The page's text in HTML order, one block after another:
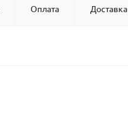
Оплата Доставка